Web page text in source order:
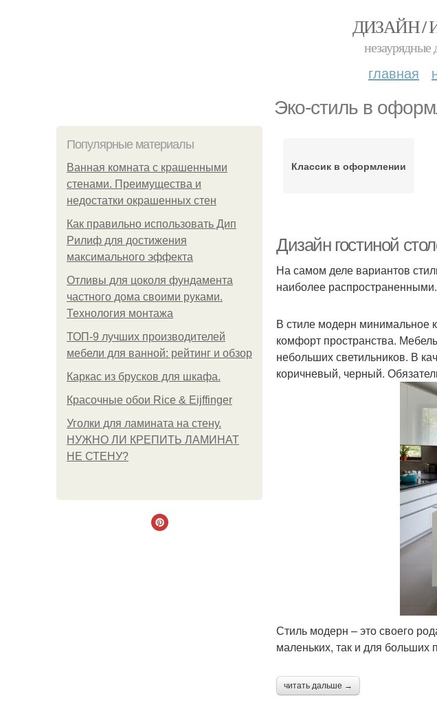
ДИЗАЙН /
незаурядные
главная
Эко-стиль в
Популярные материалы
Ванная комната с крашенными
стенами. Преимущества и
недостатки окрашенных стен
Как правильно использовать Дип
Рилиф для достижения
максимального эффекта
Отливы для цоколя фундамента
частного дома своими руками.
Технология монтажа
ТОП-9 лучших производителей
мебели для ванной: рейтинг и обзор
Каркас из брусков для шкафа.
Красочные обои Rice & Eijffinger
Уголки для ламината на стену.
НУЖНО ЛИ КРЕПИТЬ ЛАМИНАТ
НЕ СТЕНУ?
Классик в оформлении
Дизайн гостиной
На самом деле вариантов
наиболее распространенными.
В стиле модерн минимальное
комфорт пространства.
небольших светильников. В
коричневый, черный.
Стиль модерн – это своего
маленьких, так и для
читать дальше →